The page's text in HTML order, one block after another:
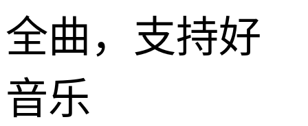
全曲，支持好
音乐